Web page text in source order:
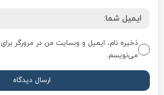
ذخیره نام، ایمیل و وبسایت من در مرورگر
می‌نویسم.